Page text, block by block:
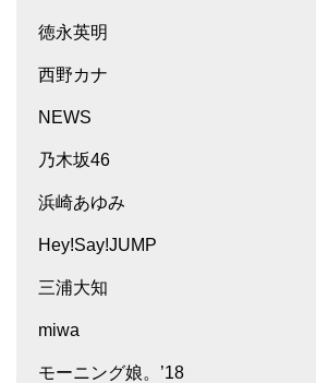
徳永英明
西野カナ
NEWS
乃木坂46
浜崎あゆみ
Hey!Say!JUMP
三浦大知
miwa
モーニング娘。’18